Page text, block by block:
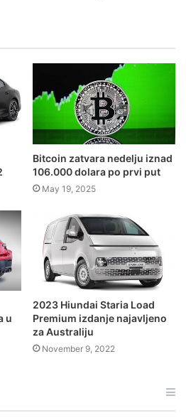
Bitcoin zatvara nedelju iznad
106.000 dolara po prvi put
May 19, 2025
u
2023 Hiundai Staria Load
Premium izdanje najavljeno
za Australiju
November 9, 2022